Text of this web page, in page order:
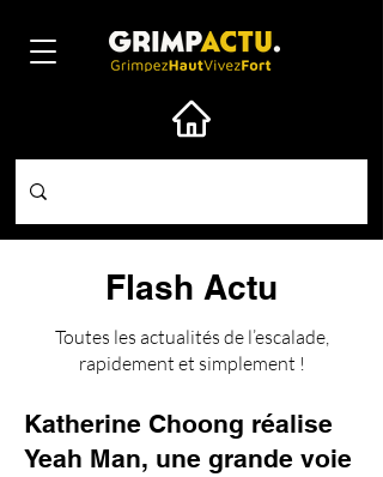
Flash Actu
Toutes les actualités de l’escalade,
rapidement et simplement !
Katherine Choong réalise
Yeah Man, une grande voie